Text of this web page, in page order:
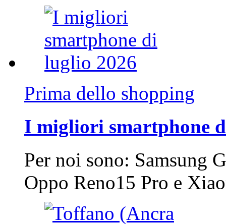
Prima dello shopping
I migliori smartphone
Per noi sono: Samsung
Oppo Reno15 Pro e